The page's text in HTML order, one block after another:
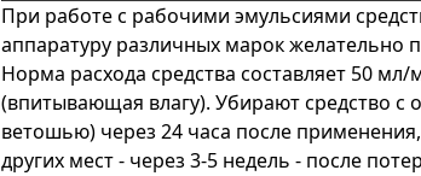
При работе с рабочими эмульсиями
аппаратуру различных марок желательно
Норма расхода средства составляет 50
(впитывающая влагу). Убирают средство
ветошью) через 24 часа после
других мест - через 3-5 недель - после